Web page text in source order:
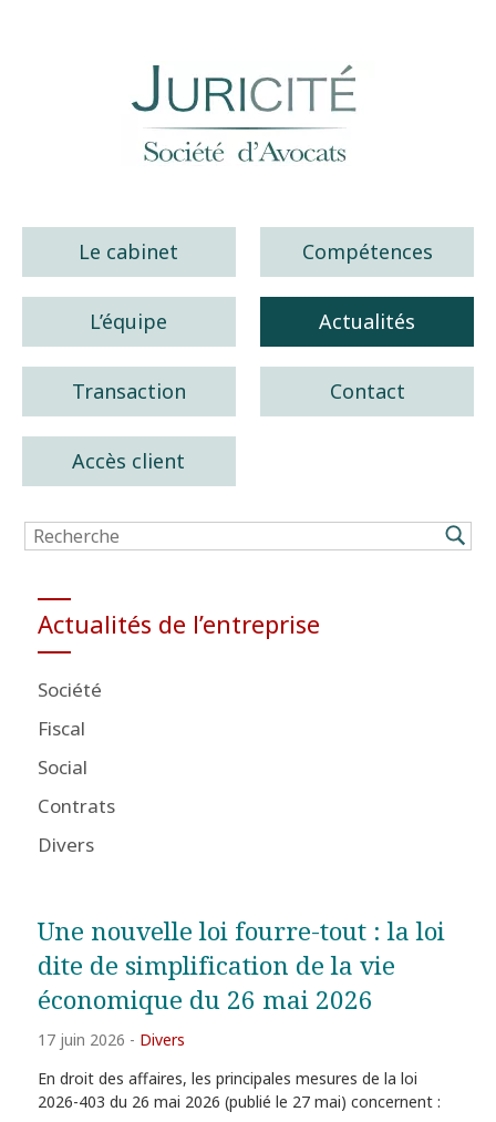
Juricité société d'avocats
Le cabinet Compétences
L’équipe Actualités
Transaction Contact
Accès client
Actualités de l’entreprise
Société
Fiscal
Social
Contrats
Divers
Une nouvelle loi fourre-tout : la loi
dite de simplification de la vie
économique du 26 mai 2026
17 juin 2026 - Divers
En droit des affaires, les principales mesures de la loi
2026-403 du 26 mai 2026 (publié le 27 mai) concernent :